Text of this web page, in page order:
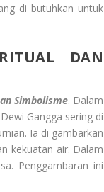
di butuhkan untuk
DAN
Simbolisme. Dalam
Gangga sering di
Ia di gambarkan
kekuatan air. Dalam
Penggambaran ini